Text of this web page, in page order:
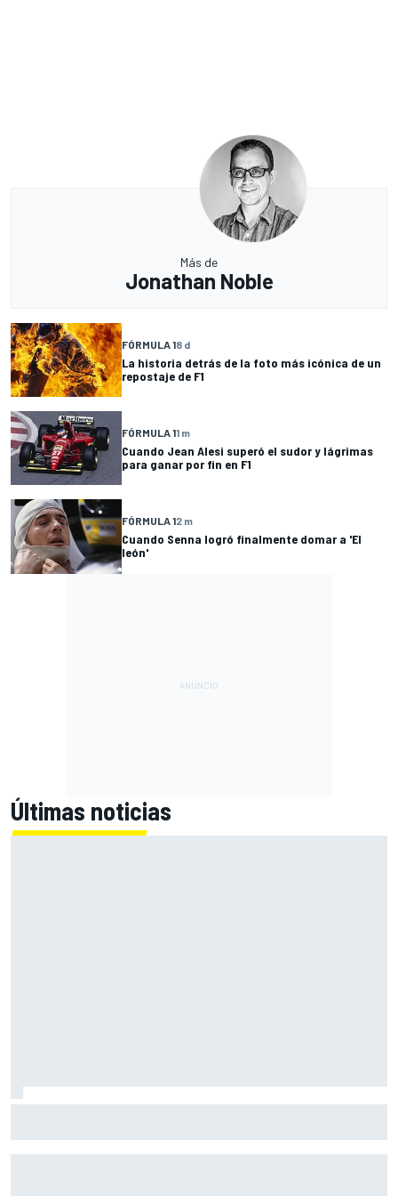
Más de
Jonathan Noble
FÓRMULA 18 d
La historia detrás de la foto más icónica de un
repostaje de F1
FÓRMULA 11 m
Cuando Jean Alesi superó el sudor y lágrimas
para ganar por fin en F1
FÓRMULA 12 m
Cuando Senna logró finalmente domar a 'El
león'
Últimas noticias